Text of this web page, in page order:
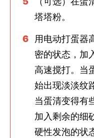
塔塔粉。
用电动打蛋器
密的状态，加
高速搅打。当
始出现淡淡纹
当蛋清变得有
加入剩余的细
硬性发泡的状